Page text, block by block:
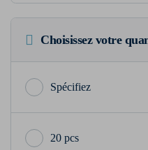
Choisissez votre
20 pcs